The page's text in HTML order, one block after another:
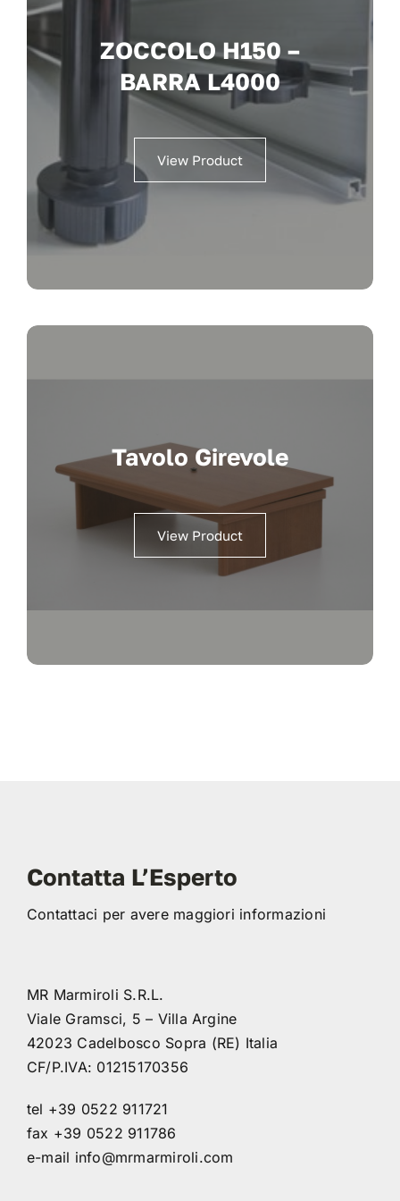
ZOCCOLO H150 –
BARRA L4000
View Product
Tavolo Girevole
View Product
Contatta L’Esperto
Contattaci per avere maggiori informazioni
MR Marmiroli S.R.L.
Viale Gramsci, 5 – Villa Argine
42023 Cadelbosco Sopra (RE) Italia
CF/P.IVA: 01215170356
tel +39 0522 911721
fax +39 0522 911786
e-mail info@mrmarmiroli.com